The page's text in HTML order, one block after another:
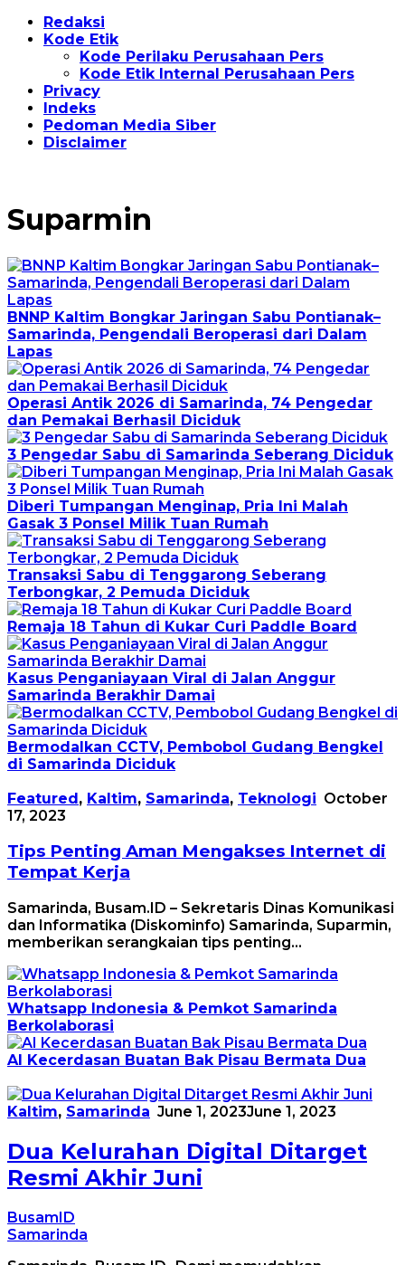
Redaksi
Kode Etik
Kode Perilaku Perusahaan Pers
Kode Etik Internal Perusahaan Pers
Privacy
Indeks
Pedoman Media Siber
Disclaimer
Suparmin
BNNP Kaltim Bongkar Jaringan Sabu Pontianak–
Samarinda, Pengendali Beroperasi dari Dalam
Lapas
Operasi Antik 2026 di Samarinda, 74 Pengedar
dan Pemakai Berhasil Diciduk
3 Pengedar Sabu di Samarinda Seberang Diciduk
Diberi Tumpangan Menginap, Pria Ini Malah
Gasak 3 Ponsel Milik Tuan Rumah
Transaksi Sabu di Tenggarong Seberang
Terbongkar, 2 Pemuda Diciduk
Remaja 18 Tahun di Kukar Curi Paddle Board
Kasus Penganiayaan Viral di Jalan Anggur
Samarinda Berakhir Damai
Bermodalkan CCTV, Pembobol Gudang Bengkel
di Samarinda Diciduk
Featured, Kaltim, Samarinda, Teknologi October
17, 2023
Tips Penting Aman Mengakses Internet di
Tempat Kerja
Samarinda, Busam.ID – Sekretaris Dinas Komunikasi
dan Informatika (Diskominfo) Samarinda, Suparmin,
memberikan serangkaian tips penting…
Whatsapp Indonesia & Pemkot Samarinda
Berkolaborasi
AI Kecerdasan Buatan Bak Pisau Bermata Dua
Kaltim, Samarinda June 1, 2023June 1, 2023
Dua Kelurahan Digital Ditarget
Resmi Akhir Juni
BusamID
Samarinda